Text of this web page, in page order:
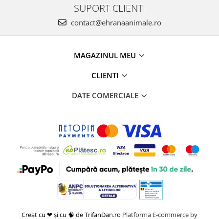
SUPORT CLIENTI
contact@ehranaanimale.ro
MAGAZINUL MEU
CLIENTI
DATE COMERCIALE
Creat cu ❤ și cu 🧠 de TrifanDan.ro Platforma E-commerce by